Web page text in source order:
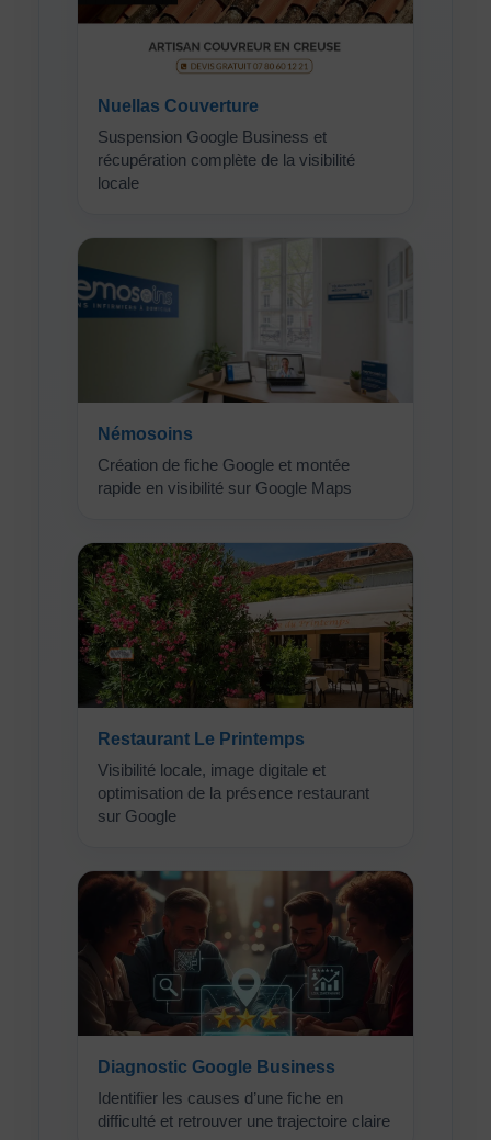
Nuellas Couverture
Suspension Google Business et
récupération complète de la visibilité
locale
Némosoins
Création de fiche Google et montée
rapide en visibilité sur Google Maps
Restaurant Le Printemps
Visibilité locale, image digitale et
optimisation de la présence restaurant
sur Google
Diagnostic Google Business
Identifier les causes d’une fiche en
difficulté et retrouver une trajectoire claire